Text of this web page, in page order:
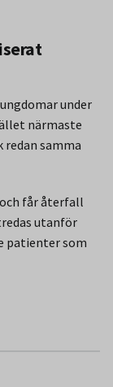
under
närmaste
samma
får återfall
utanför
patienter som